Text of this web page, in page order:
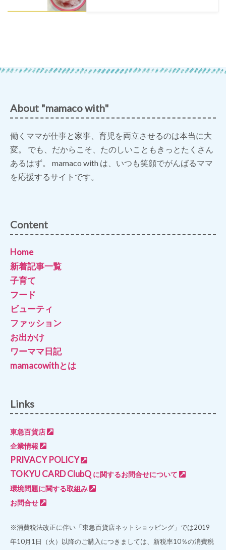
About "mamaco with"
働くママが仕事と家事、育児を両立させるのは本当に大
変。 でも、だからこそ、たのしいこともきっとたくさん
あるはず。 mamaco with は、いつも笑顔でがんばるママ
を応援するサイトです。
Content
Home
新着記事一覧
子育て
フード
ビューティ
ファッション
お出かけ
ワーママ日記
mamacowithとは
Links
東急百貨店
企業情報
PRIVACY POLICY
TOKYU CARD ClubQ に関するお問合せについて
環境問題に関する取組み
お問合せ
※消費税法改正に伴い「東急百貨店ネットショッピング」では2019
年10月1日（火）以降のご購入につきましては、新税率10％の消費税